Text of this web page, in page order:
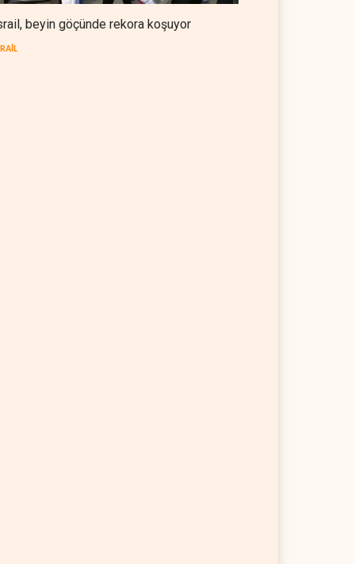
beyin göçünde rekora koşuyor